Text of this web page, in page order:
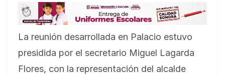
La reunión desarrollada en Palacio estuvo
presidida por el secretario Miguel Lagarda
Flores, con la representación del alcalde